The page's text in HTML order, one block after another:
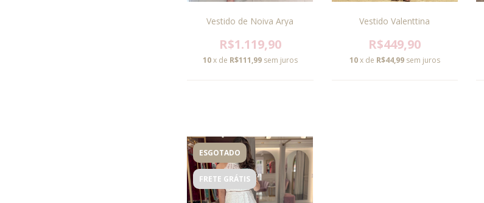
Vestido de Noiva Arya
R$1.119,90
10x de R$111,99 sem juros
Vestido Valenttina
R$449,90
10x de R$44,99 sem juros
ESGOTADO
FRETE GRÁTIS